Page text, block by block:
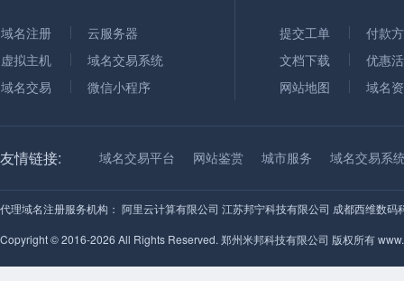
域名注册
云服务器
虚拟主机
域名交易系统
域名交易
微信小程序
提交工单
付款
文档下载
优惠
网站地图
域名
友情链接: 域名交易平台 网站鉴赏 城市服务 域名交易系
代理域名注册服务机构： 阿里云计算有限公司 江苏邦宁科技有限公司 成都西维数码
Copyright © 2016-2026 All Rights Reserved. 郑州米邦科技有限公司 版权所有